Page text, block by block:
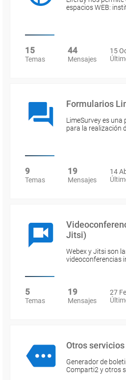
espacios WEB:
15
Temas
44
Mensajes
15
Formularios
LimeSurvey es
para la realización
9
Temas
19
Mensajes
14
Jitsi)
Webex y Jitsi son
videoconferencias
5
Temas
19
Mensajes
27
Otros servicios
Generador de
Comparti2 y otros